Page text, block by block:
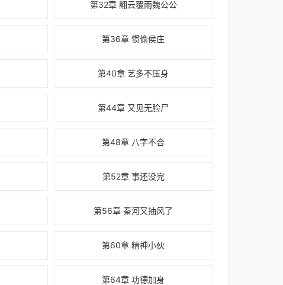
第32章 翻云覆雨魏公公
第36章 惯偷侯庄
第40章 艺多不压身
第44章 又见无脸尸
第48章 八字不合
第52章 事还没完
第56章 秦河又抽风了
第60章 精神小伙
第64章 功德加身